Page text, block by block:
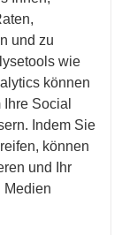
und zu
wie
können
Social
Indem Sie
können
und Ihr
Medien